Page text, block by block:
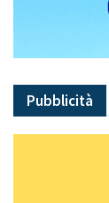
Pubblicità